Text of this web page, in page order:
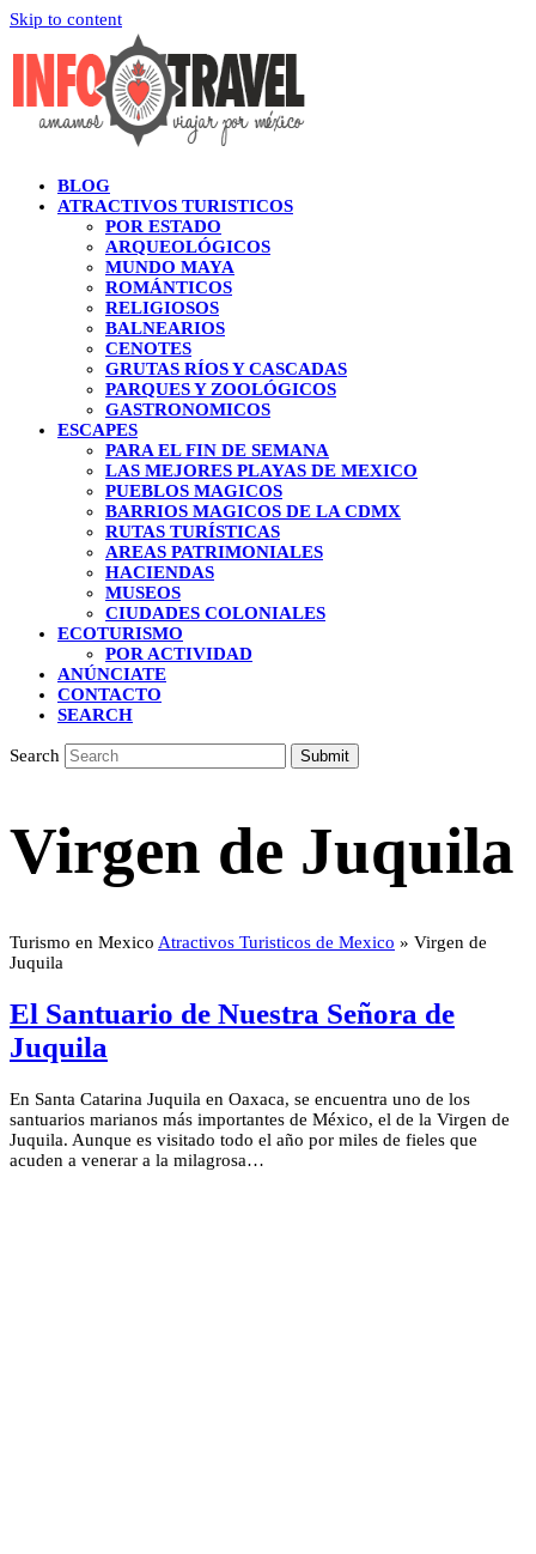
Skip to content
BLOG
ATRACTIVOS TURISTICOS
POR ESTADO
ARQUEOLÓGICOS
MUNDO MAYA
ROMÁNTICOS
RELIGIOSOS
BALNEARIOS
CENOTES
GRUTAS RÍOS Y CASCADAS
PARQUES Y ZOOLÓGICOS
GASTRONOMICOS
ESCAPES
PARA EL FIN DE SEMANA
LAS MEJORES PLAYAS DE MEXICO
PUEBLOS MAGICOS
BARRIOS MAGICOS DE LA CDMX
RUTAS TURÍSTICAS
AREAS PATRIMONIALES
HACIENDAS
MUSEOS
CIUDADES COLONIALES
ECOTURISMO
POR ACTIVIDAD
ANÚNCIATE
CONTACTO
SEARCH
Search Submit
Virgen de Juquila
Turismo en Mexico Atractivos Turisticos de Mexico » Virgen de
Juquila
El Santuario de Nuestra Señora de
Juquila
En Santa Catarina Juquila en Oaxaca, se encuentra uno de los
santuarios marianos más importantes de México, el de la Virgen de
Juquila. Aunque es visitado todo el año por miles de fieles que
acuden a venerar a la milagrosa…